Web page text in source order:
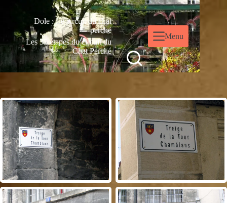
Dole : Le circuit du chat
perché
Les 35 étapes du circuit du
Chat Perché
Menu